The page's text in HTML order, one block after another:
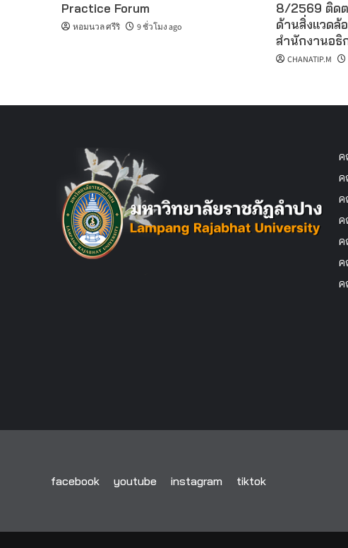
Practice Forum
หอมนวล ศรีริ 9 ชั่วโมง ago
8/2569 ติดต
ด้านสิ่งแวดล้
สำนักงานอธิ
CHANATIP.M
ค
ค
ค
ค
ค
ค
ค
facebook youtube instagram tiktok